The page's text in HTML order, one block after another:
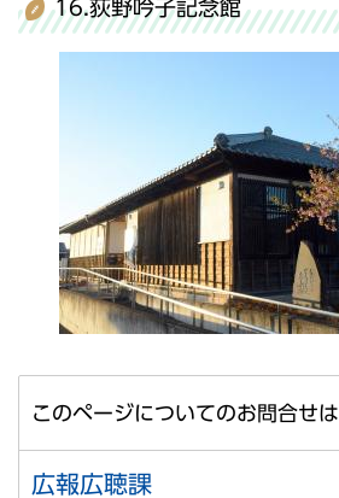
16.荻野吟子記念館
このページについてのお問合せは
広報広聴課